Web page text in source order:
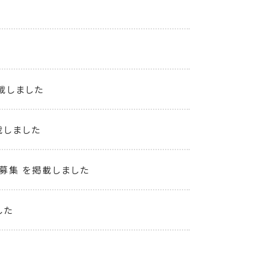
しました
ました
集 を掲載しました